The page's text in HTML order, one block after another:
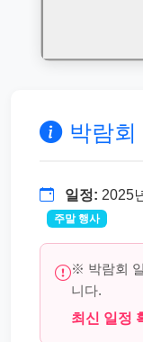
박람회
일정: 2025
주말 행사
※ 박람회
니다.
최신 일정